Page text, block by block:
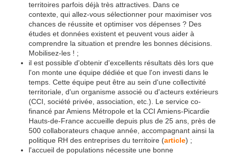
territoires parfois déjà très attractives. Dans ce
contexte, qui allez-vous sélectionner pour maximiser vos
chances de réussite et optimiser vos dépenses ? Des
études et données existent et peuvent vous aider à
comprendre la situation et prendre les bonnes décisions.
Mobilisez-les ! ;
il est possible d'obtenir d'excellents résultats dès lors que
l'on monte une équipe dédiée et que l'on investi dans le
temps. Cette équipe peut être au sein d'une collectivité
territoriale, d'un organisme associé ou d'acteurs extérieurs
(CCI, société privée, association, etc.). Le service co-
financé par Amiens Métropole et la CCI Amiens-Picardie
Hauts-de-France accueille depuis plus de 25 ans, près de
500 collaborateurs chaque année, accompagnant ainsi la
politique RH des entreprises du territoire (article) ;
l'accueil de populations nécessite une bonne